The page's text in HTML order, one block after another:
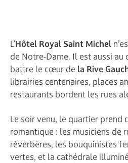
L’Hôtel Royal Saint Michel
de Notre-Dame. Il est aussi
battre le cœur de la Rive
librairies centenaires, places
restaurants bordent les rues
Le soir venu, le quartier prend
romantique : les musiciens de
réverbères, les bouquinistes
vertes, et la cathédrale